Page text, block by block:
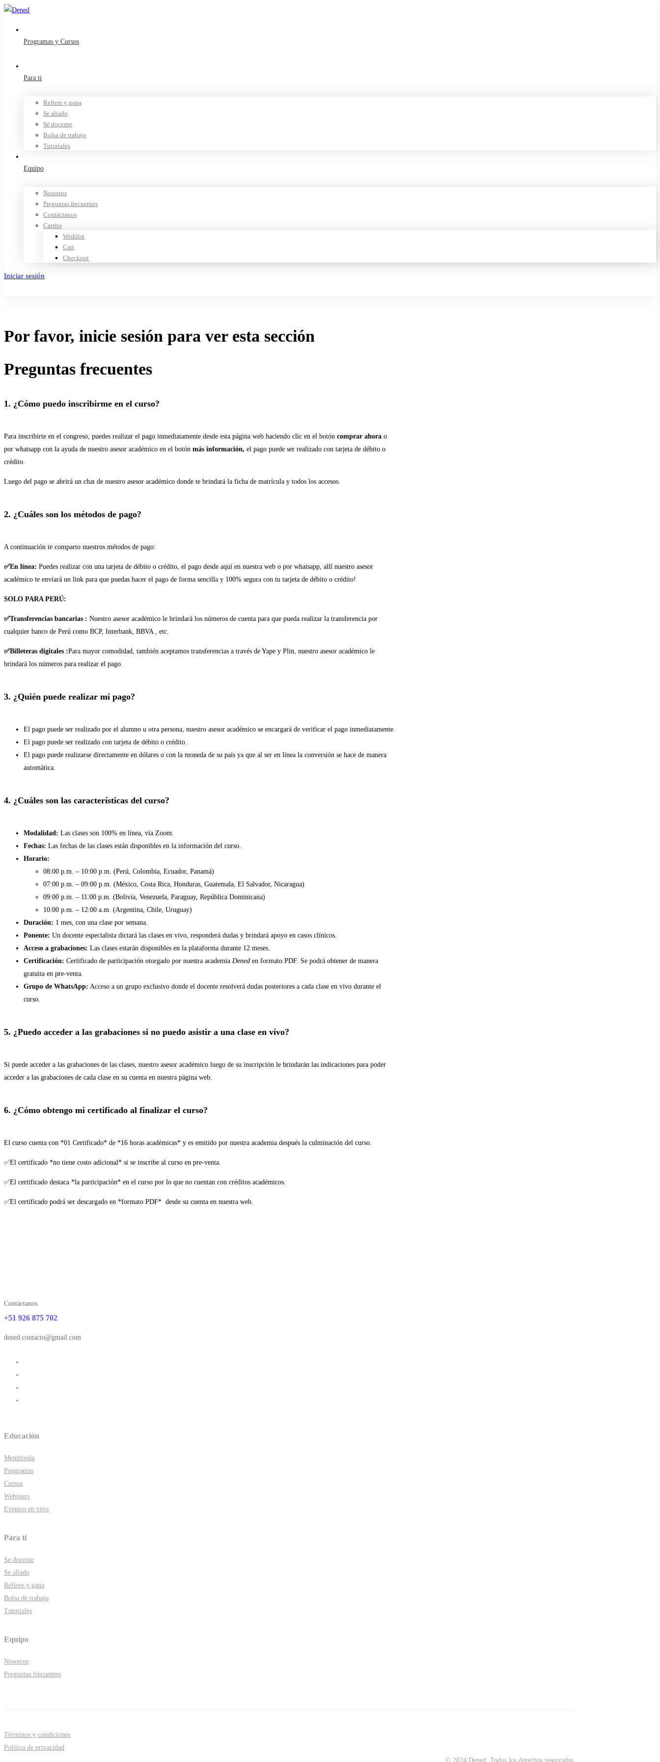
Programas y Cursos
Para ti
Refiere y gana
Se aliado
Sé docente
Bolsa de trabajo
Tutoriales
Equipo
Nosotros
Preguntas frecuentes
Contáctanos
Carrito
Wishlist
Cart
Checkout
Iniciar sesión
Por favor, inicie sesión para ver esta sección
Preguntas frecuentes
1. ¿Cómo puedo inscribirme en el curso?
Para inscribirte en el congreso, puedes realizar el pago inmediatamente desde esta página web haciendo clic en el botón comprar ahora o
por whatsapp con la ayuda de nuestro asesor académico en el botón más información, el pago puede ser realizado con tarjeta de débito o
crédito.
Luego del pago se abrirá un chat de nuestro asesor académico donde te brindará la ficha de matrícula y todos los accesos.
2. ¿Cuáles son los métodos de pago?
A continuación te comparto nuestros métodos de pago:
✅En línea: Puedes realizar con una tarjeta de débito o crédito, el pago desde aquí en nuestra web o por whatsapp, allí nuestro asesor
académico te enviará un link para que puedas hacer el pago de forma sencilla y 100% segura con tu tarjeta de débito o crédito!
SOLO PARA PERÚ:
✅Transferencias bancarias : Nuestro asesor académico le brindará los números de cuenta para que pueda realizar la transferencia por
cualquier banco de Perú como BCP, Interbank, BBVA , etc.
✅Billeteras digitales :Para mayor comodidad, también aceptamos transferencias a través de Yape y Plin, nuestro asesor académico le
brindará los números para realizar el pago.
3. ¿Quién puede realizar mi pago?
El pago puede ser realizado por el alumno u otra persona, nuestro asesor académico se encargará de verificar el pago inmediatamente.
El pago puede ser realizado con tarjeta de débito o crédito.
El pago puede realizarse directamente en dólares o con la moneda de su país ya que al ser en línea la conversión se hace de manera
automática.
4. ¿Cuáles son las características del curso?
Modalidad: Las clases son 100% en línea, vía Zoom.
Fechas: Las fechas de las clases están disponibles en la información del curso.
Horario:
08:00 p.m. – 10:00 p.m. (Perú, Colombia, Ecuador, Panamá)
07:00 p.m. – 09:00 p.m. (México, Costa Rica, Honduras, Guatemala, El Salvador, Nicaragua)
09:00 p.m. – 11:00 p.m. (Bolivia, Venezuela, Paraguay, República Dominicana)
10:00 p.m. – 12:00 a.m. (Argentina, Chile, Uruguay)
Duración: 1 mes, con una clase por semana.
Ponente: Un docente especialista dictará las clases en vivo, responderá dudas y brindará apoyo en casos clínicos.
Acceso a grabaciones: Las clases estarán disponibles en la plataforma durante 12 meses.
Certificación: Certificado de participación otorgado por nuestra academia Dened en formato PDF. Se podrá obtener de manera
gratuita en pre-venta.
Grupo de WhatsApp: Acceso a un grupo exclusivo donde el docente resolverá dudas posteriores a cada clase en vivo durante el
curso.
5. ¿Puedo acceder a las grabaciones si no puedo asistir a una clase en vivo?
Si puede acceder a las grabaciones de las clases, nuestro asesor académico luego de su inscripción le brindarán las indicaciones para poder
acceder a las grabaciones de cada clase en su cuenta en nuestra página web.
6. ¿Cómo obtengo mi certificado al finalizar el curso?
El curso cuenta con *01 Certificado* de *16 horas académicas* y es emitido por nuestra academia después la culminación del curso.
✅El certificado *no tiene costo adicional* si se inscribe al curso en pre-venta.
✅El certificado destaca *la participación* en el curso por lo que no cuentan con créditos académicos.
✅El certificado podrá ser descargado en *formato PDF* desde su cuenta en nuestra web.
Contáctanos
+51 926 875 702
dened.contacto@gmail.com
Educación
Membresía
Programas
Cursos
Webinars
Eventos en vivo
Para tí
Se docente
Se aliado
Refiere y gana
Bolsa de trabajo
Tutoriales
Equipo
Nosotros
Preguntas frecuentes
Términos y condiciones
Política de privacidad
© 2024 Dened. Todos los derechos reservados